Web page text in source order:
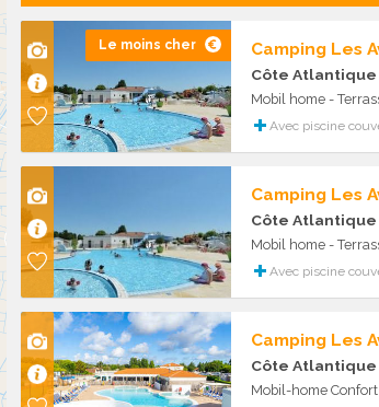
Le moins cher Camping Les
Côte Atlantique
Mobil home -
Avec piscine
Camping Les
Côte Atlantique
Mobil home -
Avec piscine
Camping Les
Côte Atlantique
Mobil-home